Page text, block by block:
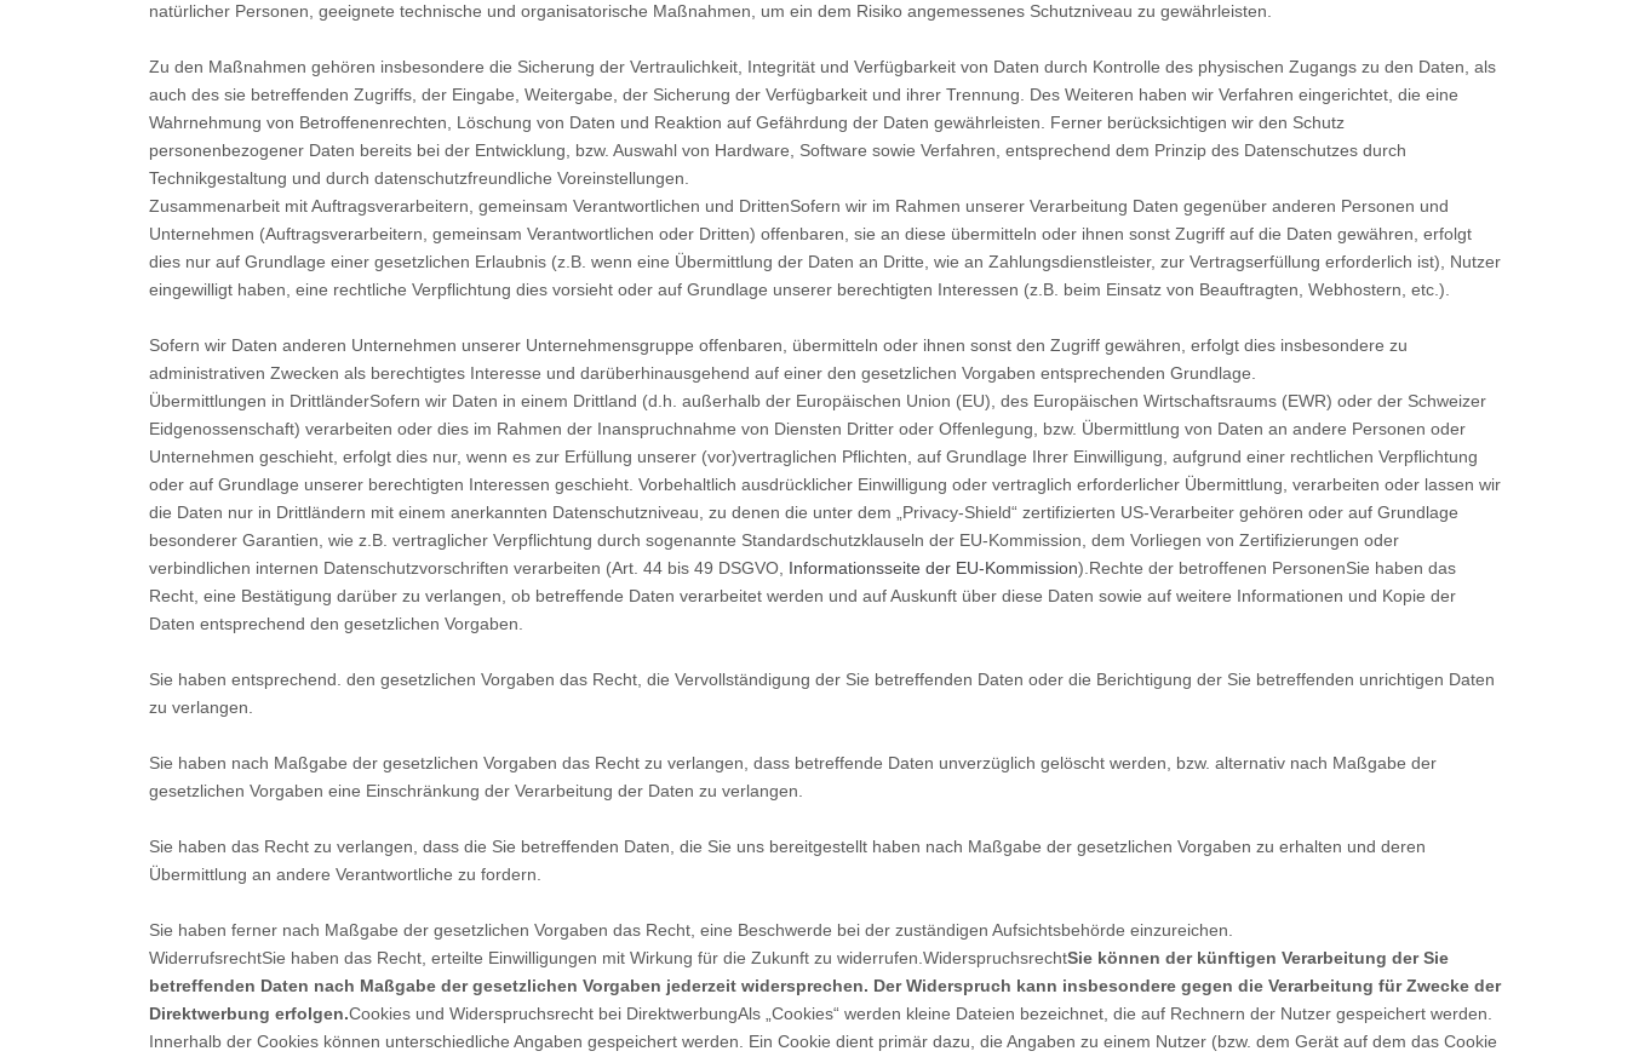
natürlicher Personen, geeignete technische und organisatorische Maßnahmen, um ein dem Risiko angemessenes Schutzniveau zu gewährleisten.
Zu den Maßnahmen gehören insbesondere die Sicherung der Vertraulichkeit, Integrität und Verfügbarkeit von Daten durch Kontrolle des physischen Zugangs zu den Daten, als
auch des sie betreffenden Zugriffs, der Eingabe, Weitergabe, der Sicherung der Verfügbarkeit und ihrer Trennung. Des Weiteren haben wir Verfahren eingerichtet, die eine
Wahrnehmung von Betroffenenrechten, Löschung von Daten und Reaktion auf Gefährdung der Daten gewährleisten. Ferner berücksichtigen wir den Schutz
personenbezogener Daten bereits bei der Entwicklung, bzw. Auswahl von Hardware, Software sowie Verfahren, entsprechend dem Prinzip des Datenschutzes durch
Technikgestaltung und durch datenschutzfreundliche Voreinstellungen.
Zusammenarbeit mit Auftragsverarbeitern, gemeinsam Verantwortlichen und DrittenSofern wir im Rahmen unserer Verarbeitung Daten gegenüber anderen Personen und
Unternehmen (Auftragsverarbeitern, gemeinsam Verantwortlichen oder Dritten) offenbaren, sie an diese übermitteln oder ihnen sonst Zugriff auf die Daten gewähren, erfolgt
dies nur auf Grundlage einer gesetzlichen Erlaubnis (z.B. wenn eine Übermittlung der Daten an Dritte, wie an Zahlungsdienstleister, zur Vertragserfüllung erforderlich ist), Nutzer
eingewilligt haben, eine rechtliche Verpflichtung dies vorsieht oder auf Grundlage unserer berechtigten Interessen (z.B. beim Einsatz von Beauftragten, Webhostern, etc.).
Sofern wir Daten anderen Unternehmen unserer Unternehmensgruppe offenbaren, übermitteln oder ihnen sonst den Zugriff gewähren, erfolgt dies insbesondere zu
administrativen Zwecken als berechtigtes Interesse und darüberhinausgehend auf einer den gesetzlichen Vorgaben entsprechenden Grundlage.
Übermittlungen in DrittländerSofern wir Daten in einem Drittland (d.h. außerhalb der Europäischen Union (EU), des Europäischen Wirtschaftsraums (EWR) oder der Schweizer
Eidgenossenschaft) verarbeiten oder dies im Rahmen der Inanspruchnahme von Diensten Dritter oder Offenlegung, bzw. Übermittlung von Daten an andere Personen oder
Unternehmen geschieht, erfolgt dies nur, wenn es zur Erfüllung unserer (vor)vertraglichen Pflichten, auf Grundlage Ihrer Einwilligung, aufgrund einer rechtlichen Verpflichtung
oder auf Grundlage unserer berechtigten Interessen geschieht. Vorbehaltlich ausdrücklicher Einwilligung oder vertraglich erforderlicher Übermittlung, verarbeiten oder lassen wir
die Daten nur in Drittländern mit einem anerkannten Datenschutzniveau, zu denen die unter dem „Privacy-Shield“ zertifizierten US-Verarbeiter gehören oder auf Grundlage
besonderer Garantien, wie z.B. vertraglicher Verpflichtung durch sogenannte Standardschutzklauseln der EU-Kommission, dem Vorliegen von Zertifizierungen oder
verbindlichen internen Datenschutzvorschriften verarbeiten (Art. 44 bis 49 DSGVO, Informationsseite der EU-Kommission).Rechte der betroffenen PersonenSie haben das
Recht, eine Bestätigung darüber zu verlangen, ob betreffende Daten verarbeitet werden und auf Auskunft über diese Daten sowie auf weitere Informationen und Kopie der
Daten entsprechend den gesetzlichen Vorgaben.
Sie haben entsprechend. den gesetzlichen Vorgaben das Recht, die Vervollständigung der Sie betreffenden Daten oder die Berichtigung der Sie betreffenden unrichtigen Daten
zu verlangen.
Sie haben nach Maßgabe der gesetzlichen Vorgaben das Recht zu verlangen, dass betreffende Daten unverzüglich gelöscht werden, bzw. alternativ nach Maßgabe der
gesetzlichen Vorgaben eine Einschränkung der Verarbeitung der Daten zu verlangen.
Sie haben das Recht zu verlangen, dass die Sie betreffenden Daten, die Sie uns bereitgestellt haben nach Maßgabe der gesetzlichen Vorgaben zu erhalten und deren
Übermittlung an andere Verantwortliche zu fordern.
Sie haben ferner nach Maßgabe der gesetzlichen Vorgaben das Recht, eine Beschwerde bei der zuständigen Aufsichtsbehörde einzureichen.
WiderrufsrechtSie haben das Recht, erteilte Einwilligungen mit Wirkung für die Zukunft zu widerrufen.WiderspruchsrechtSie können der künftigen Verarbeitung der Sie
betreffenden Daten nach Maßgabe der gesetzlichen Vorgaben jederzeit widersprechen. Der Widerspruch kann insbesondere gegen die Verarbeitung für Zwecke der
Direktwerbung erfolgen.Cookies und Widerspruchsrecht bei DirektwerbungAls „Cookies“ werden kleine Dateien bezeichnet, die auf Rechnern der Nutzer gespeichert werden.
Innerhalb der Cookies können unterschiedliche Angaben gespeichert werden. Ein Cookie dient primär dazu, die Angaben zu einem Nutzer (bzw. dem Gerät auf dem das Cookie